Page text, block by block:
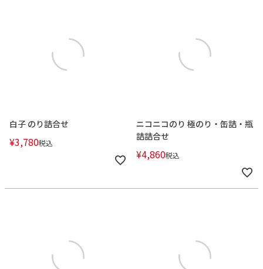
白子 のり詰合せ
¥3,780税込
ニコニコのり 極のり・缶詰・瓶
詰詰合せ
¥4,860税込